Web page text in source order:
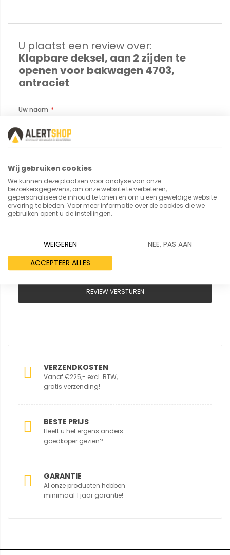
U plaatst een review over:
Klapbare deksel, aan 2 zijden te
openen voor bakwagen 4703,
antraciet
Uw naam
Review
REVIEW VERSTUREN
VERZENDKOSTEN
Vanaf €225,- excl. BTW,
gratis verzending!
BESTE PRIJS
Heeft u het ergens anders
goedkoper gezien?
GARANTIE
Al onze producten hebben
minimaal 1 jaar garantie!
Wij gebruiken cookies
We kunnen deze plaatsen voor analyse van onze
bezoekersgegevens, om onze website te verbeteren,
gepersonaliseerde inhoud te tonen en om u een geweldige website-
ervaring te bieden. Voor meer informatie over de cookies die we
gebruiken opent u de instellingen.
WEIGEREN
NEE, PAS AAN
ACCEPTEER ALLES